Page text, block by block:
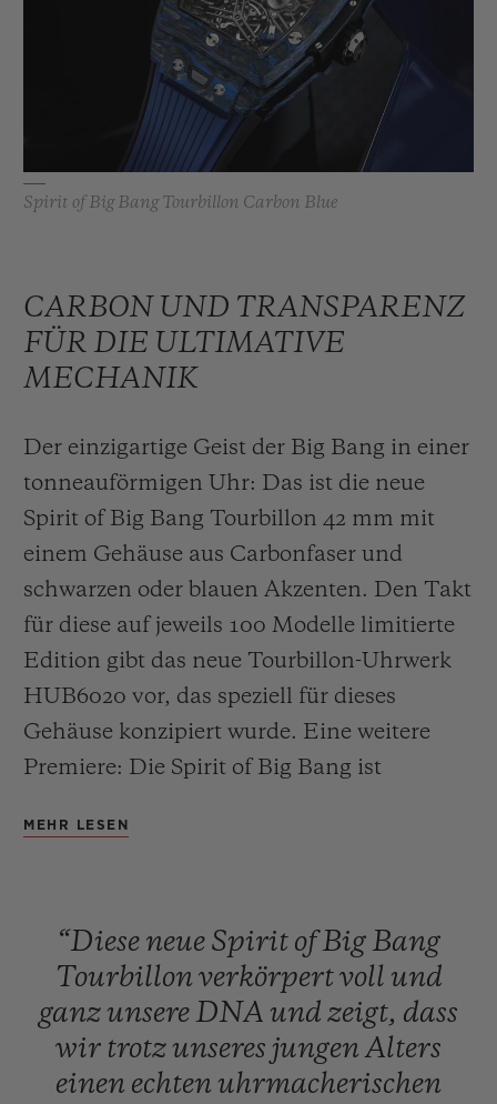
Spirit of Big Bang Tourbillon Carbon Blue
CARBON UND TRANSPARENZ
FÜR DIE ULTIMATIVE
MECHANIK
Der einzigartige Geist der Big Bang in einer
tonneauförmigen Uhr: Das ist die neue
Spirit of Big Bang Tourbillon 42 mm mit
einem Gehäuse aus Carbonfaser und
schwarzen oder blauen Akzenten. Den Takt
für diese auf jeweils 100 Modelle limitierte
Edition gibt das neue Tourbillon-Uhrwerk
HUB6020 vor, das speziell für dieses
Gehäuse konzipiert wurde. Eine weitere
Premiere: Die Spirit of Big Bang ist
System ausgestattet, das ein schnelles und
MEHR LESEN
“Diese neue Spirit ofBig Bang
Tourbillonverkörpertvoll und
ganz unsere DNA und zeigt, dass
wir trotz unseres jungenAlters
einen echten uhrmacherischen
COLORED CERAMIC
BIG BANG
PEACH CERAMIC
EXKLUSIVE DIENSTLEISTUNGEN
VORAUSSICHTLICHE LIEFERZEIT
GESCHENKBEUTEL